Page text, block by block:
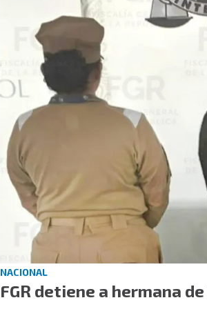
NACIONAL
FGR detiene a hermana